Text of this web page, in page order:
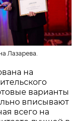
Лазарева.
на
варианты
вписывают
всего на